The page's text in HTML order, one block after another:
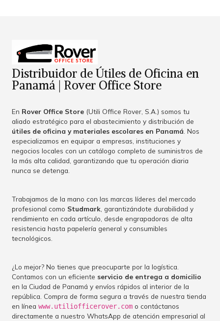
Distribuidor de Útiles de Oficina en
Panamá | Rover Office Store
En Rover Office Store (Utili Office Rover, S.A.) somos tu
aliado estratégico para el abastecimiento y distribución de
útiles de oficina y materiales escolares en Panamá . Nos
especializamos en equipar a empresas, instituciones y
negocios locales con un catálogo completo de suministros de
la más alta calidad, garantizando que tu operación diaria
nunca se detenga.
Trabajamos de la mano con las marcas líderes del mercado
profesional como Studmark , garantizándote durabilidad y
rendimiento en cada artículo, desde engrapadoras de alta
resistencia hasta papelería general y consumibles
tecnológicos.
¿Lo mejor? No tienes que preocuparte por la logística.
Contamos con un eficiente servicio de entrega a domicilio
en la Ciudad de Panamá y envíos rápidos al interior de la
república. Compra de forma segura a través de nuestra tienda
en línea www.utiliofficerover.com o contáctanos
directamente a nuestro WhatsApp de atención empresarial al